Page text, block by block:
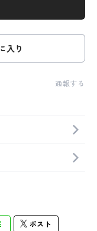
入り
通報する
ポスト